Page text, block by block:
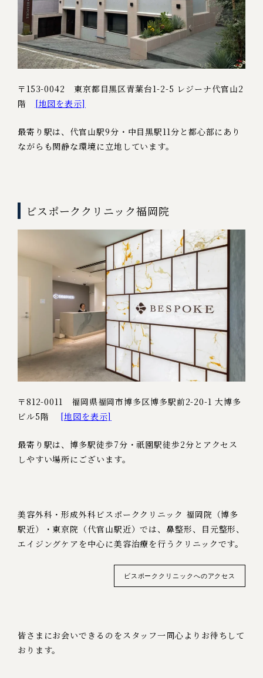
〒153-0042 東京都目黒区青葉台1-2-5 レジーナ代官山2
階 [地図を表示]
最寄り駅は、 代官山駅9分・中目黒駅11分と 都心部にあり
ながらも閑静な環境に立地しています。
ビスポーククリニック福岡院
〒812-0011 福岡県福岡市博多区博多駅前2-20-1 大博多
ビル5階 [地図を表示]
最寄り駅は、博多駅徒歩7分・祇園駅徒歩2分とアクセス
しやすい場所にございます。
美容外科・形成外科ビスポーククリニック 福岡院（博多
駅近）・東京院（代官山駅近）では、鼻整形、目元整形、
エイジングケアを中心に美容治療を行うクリニックです。
ビスポーククリニックへのアクセス
皆さまにお会いできるのをスタッフ一同心よりお待ちして
おります。